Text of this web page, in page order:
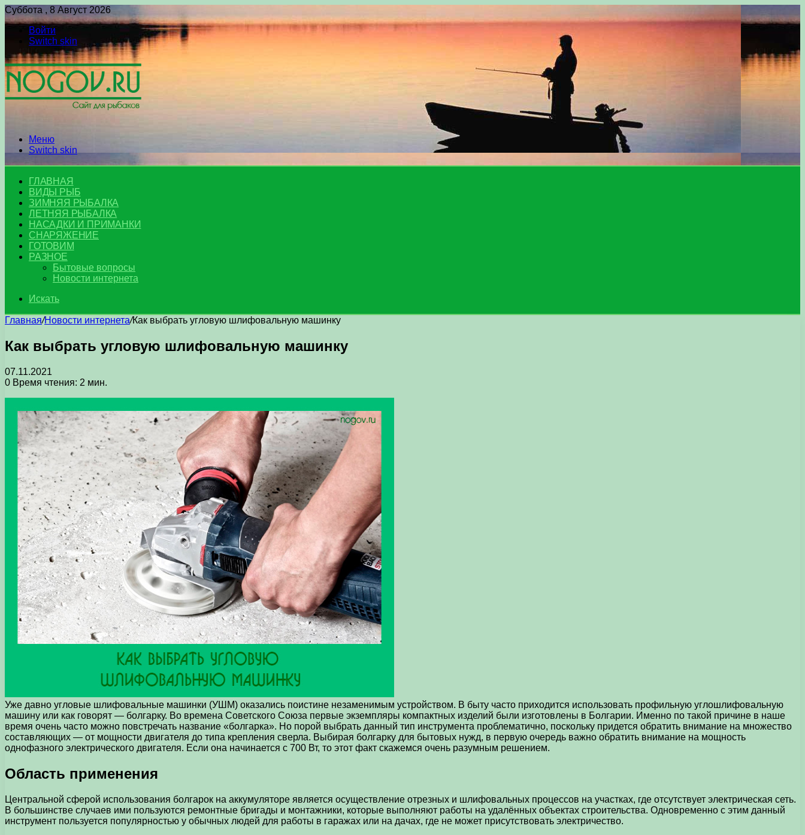
Суббота , 8 Август 2026
Войти
Switch skin
Меню
Switch skin
ГЛАВНАЯ
ВИДЫ РЫБ
ЗИМНЯЯ РЫБАЛКА
ЛЕТНЯЯ РЫБАЛКА
НАСАДКИ И ПРИМАНКИ
СНАРЯЖЕНИЕ
ГОТОВИМ
РАЗНОЕ
Бытовые вопросы
Новости интернета
Искать
Главная/Новости интернета/Как выбрать угловую шлифовальную машинку
Как выбрать угловую шлифовальную машинку
07.11.2021
0 Время чтения: 2 мин.
Уже давно угловые шлифовальные машинки (УШМ) оказались поистине незаменимым устройством. В быту часто приходится использовать профильную углошлифовальную
машину или как говорят — болгарку. Во времена Советского Союза первые экземпляры компактных изделий были изготовлены в Болгарии. Именно по такой причине в наше
время очень часто можно повстречать название «болгарка». Но порой выбрать данный тип инструмента проблематично, поскольку придется обратить внимание на множество
составляющих — от мощности двигателя до типа крепления сверла. Выбирая болгарку для бытовых нужд, в первую очередь важно обратить внимание на мощность
однофазного электрического двигателя. Если она начинается с 700 Вт, то этот факт скажемся очень разумным решением.
Область применения
Центральной сферой использования болгарок на аккумуляторе является осуществление отрезных и шлифовальных процессов на участках, где отсутствует электрическая сеть.
В большинстве случаев ими пользуются ремонтные бригады и монтажники, которые выполняют работы на удалённых объектах строительства. Одновременно с этим данный
инструмент пользуется популярностью у обычных людей для работы в гаражах или на дачах, где не может присутствовать электричество.